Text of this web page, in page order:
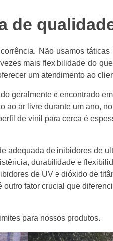
de
Não usamos
mais flexibilidade do
um atendimento ao
geralmente é encontrado
ar livre durante um ano,
de vinil para cerca é
adequada de inibidores de
durabilidade e
de UV e dióxido de
fator crucial que
para nossos produtos.